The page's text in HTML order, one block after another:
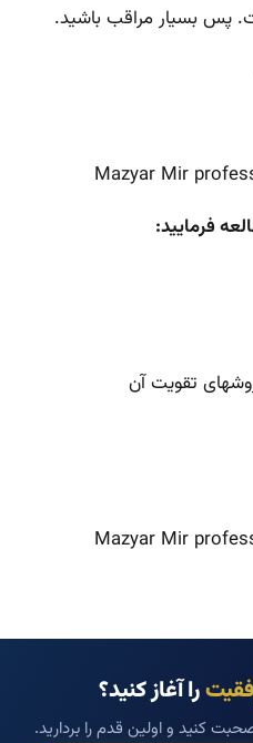
پس بسیار مراقب باشید.
Mazyar Mir
فرمایید:
تقویت آن
Mazyar Mir
را آغاز کنید؟
کنید و اولین قدم را بردارید.